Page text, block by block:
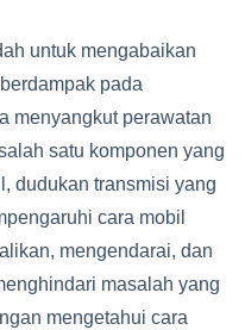
untuk mengabaikan
pada
menyangkut perawatan
satu komponen yang
dudukan transmisi yang
cara mobil
mengendarai, dan
masalah yang
mengetahui cara